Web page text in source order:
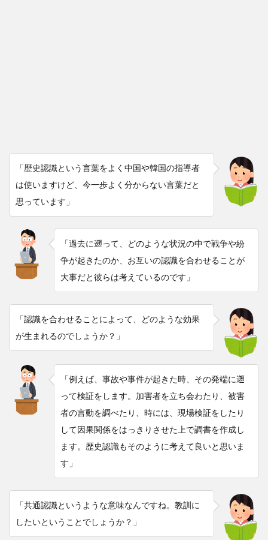
「歴史認識という言葉をよく中国や韓国の指導者
は使いますけど、今一歩よく分からない言葉だと
思っています」
「過去に遡って、どのような状況の中で戦争や紛
争が起きたのか、お互いの認識を合わせることが
大事だと彼らは考えているのです」
「認識を合わせることによって、どのような効果
が生まれるのでしょうか？」
「例えば、事故や事件が起きた時、その発端に遡
って検証をします。加害者を立ち会わたり、被害
者の言動を調べたり、時には、現場検証をしたり
して因果関係をはっきりさせた上で調書を作成し
ます。歴史認識もそのように考えて良いと思いま
す」
「共通認識というような意味なんですね。教訓に
したいということでしょうか？」